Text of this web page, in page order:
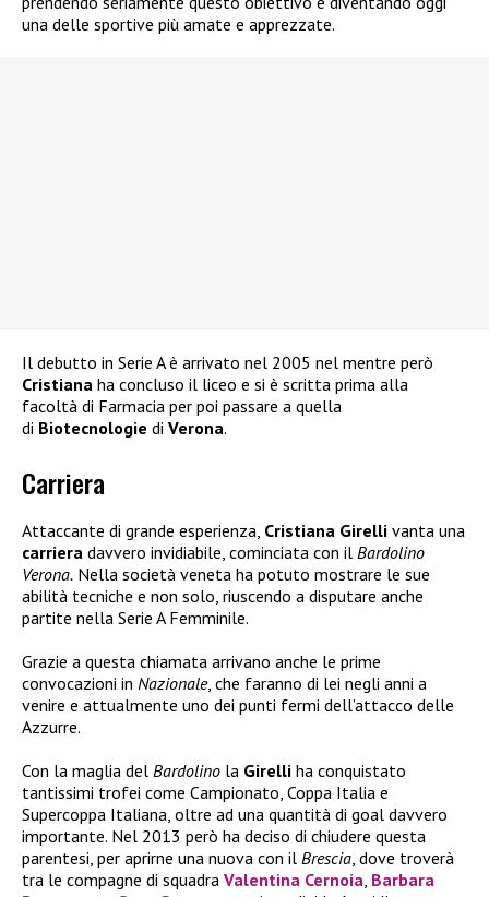
una delle sportive più amate e apprezzate.
Il debutto in Serie A è arrivato nel 2005 nel mentre però
Cristiana ha concluso il liceo e si è scritta prima alla
facoltà di Farmacia per poi passare a quella
di Biotecnologie di Verona.
Carriera
Attaccante di grande esperienza, Cristiana Girelli vanta una
carriera davvero invidiabile, cominciata con il Bardolino
Verona. Nella società veneta ha potuto mostrare le sue
abilità tecniche e non solo, riuscendo a disputare anche
partite nella Serie A Femminile.
Grazie a questa chiamata arrivano anche le prime
convocazioni in Nazionale, che faranno di lei negli anni a
venire e attualmente uno dei punti fermi dell’attacco delle
Azzurre.
Con la maglia del Bardolino la Girelli ha conquistato
tantissimi trofei come Campionato, Coppa Italia e
Supercoppa Italiana, oltre ad una quantità di goal davvero
importante. Nel 2013 però ha deciso di chiudere questa
parentesi, per aprirne una nuova con il Brescia, dove troverà
tra le compagne di squadra Valentina Cernoia, Barbara